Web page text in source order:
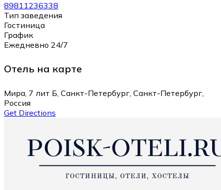
89811236338
Тип заведения
Гостиница
График
Ежедневно 24/7
Отель на карте
Мира, 7 лит Б, Санкт-Петербург, Санкт-Петербург,
Россия
Get Directions